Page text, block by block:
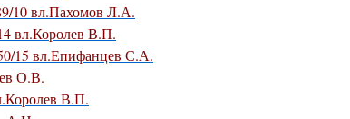
10 вл.Пахомов Л.А.
вл.Королев В.П.
15 вл.Епифанцев С.А.
О.В.
В.П.